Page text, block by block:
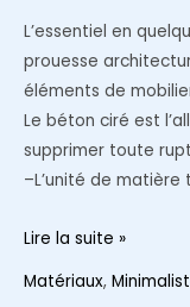
L’essentiel en
prouesse
éléments de
Le béton ciré est
supprimer toute
–L’unité de
L’effet
Lire la suite »
Matériaux,